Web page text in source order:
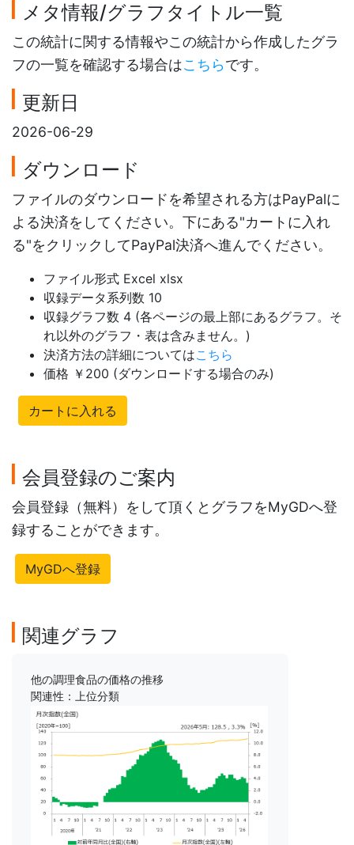
メタ情報/グラフタイトル一覧
この統計に関する情報やこの統計から作成したグラ
フの一覧を確認する場合はこちらです。
更新日
2026-06-29
ダウンロード
ファイルのダウンロードを希望される方はPayPalに
よる決済をしてください。下にある"カートに入れ
る"をクリックしてPayPal決済へ進んでください。
ファイル形式 Excel xlsx
収録データ系列数 10
収録グラフ数 4 (各ページの最上部にあるグラフ。そ
れ以外のグラフ・表は含みません。)
決済方法の詳細についてはこちら
価格 ￥200 (ダウンロードする場合のみ)
カートに入れる
会員登録のご案内
会員登録（無料）をして頂くとグラフをMyGDへ登
録することができます。
MyGDへ登録
関連グラフ
他の調理食品の価格の推移
関連性：上位分類